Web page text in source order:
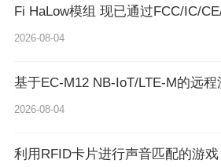
Fi HaLow模组 现已通过FCC/IC/
可投入量产
2026-08-04
基于EC-M12 NB-IoT/LTE-M的远程
2026-08-04
利用RFID卡片进行声音匹配的游